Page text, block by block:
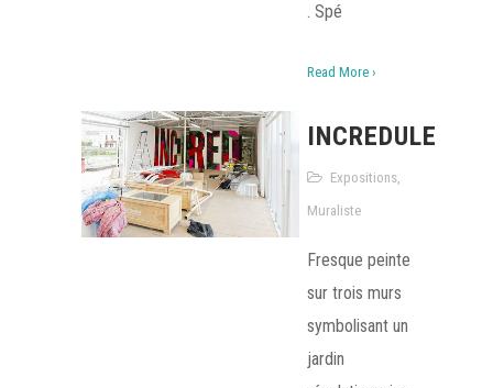
. Spé
Read More ›
INCREDULE
Expositions,
Muraliste
Fresque peinte
sur trois murs
symbolisant un
jardin